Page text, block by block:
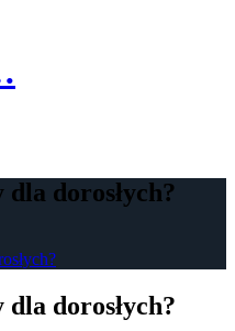
dorosłych?
dorosłych?